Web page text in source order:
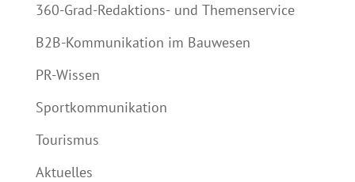
360-Grad-Redaktions- und Themenservice
B2B-Kommunikation im Bauwesen
PR-Wissen
Sportkommunikation
Tourismus
Aktuelles